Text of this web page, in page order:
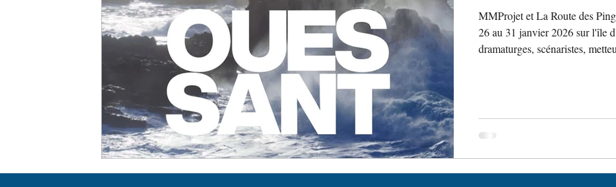
MMProjet et La Route des
26 au 31 janvier 2026 sur l'île
dramaturges, scénaristes,